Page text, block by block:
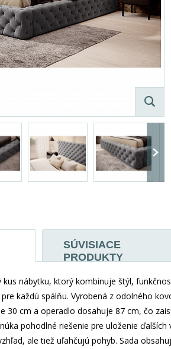
SÚVISIACE
PRODUKTY
kus nábytku, ktorý kombinuje štýl,
každú spálňu. Vyrobená z odolného
30 cm a operadlo dosahuje 87 cm, čo
pohodlné riešenie pre uloženie
ale tiež uľahčujú pohyb. Sada